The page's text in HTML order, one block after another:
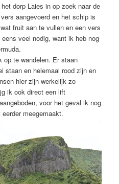
dorp Laies in op zoek naar de
aangevoerd en het schip is
fruit aan te vullen en een vers
veel nodig, want ik heb nog
op te wandelen. Er staan
staan en helemaal rood zijn en
hier zijn werkelijk zo
ik ook direct een lift
voor het geval ik nog
meegemaakt.